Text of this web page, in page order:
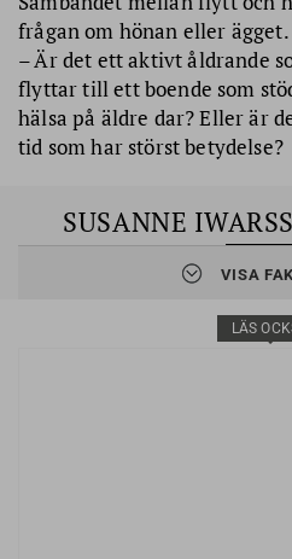
frågan om hönan eller ägget.
– Är det ett aktivt åldrande
flyttar till ett boende som
hälsa på äldre dar? Eller är
tid som har störst betydelse?
SUSANNE
Våga tänka framåt och se dig
typ av boende ger dig
VISA
LÄS